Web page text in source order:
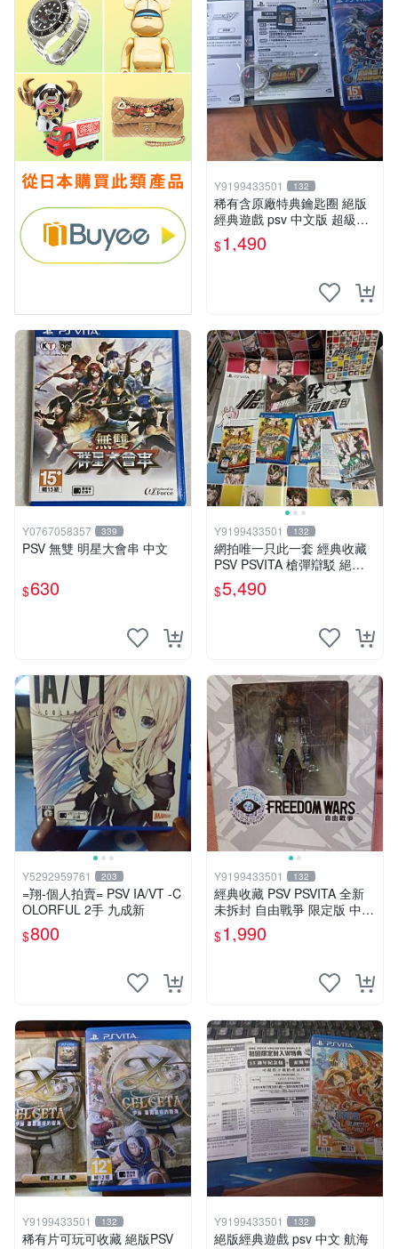
Y9199433501 132
稀有含原廠特典鑰匙圈 絕版
經典遊戲 psv 中文版 超級機
器人大戰V
$1,490
Y0767058357 339
PSV 無雙 明星大會串 中文
$630
Y9199433501 132
網拍唯一只此一套 經典收藏
PSV PSVITA 槍彈辯駁 絕望
再現雙重包 中日文合版
$5,490
Y5292959761 203
=翔-個人拍賣= PSV IA/VT -C
OLORFUL 2手 九成新
$800
Y9199433501 132
經典收藏 PSV PSVITA 全新
未拆封 自由戰爭 限定版 中文
版
$1,990
Y9199433501 132
稀有片可玩可收藏 絕版PSV
Y9199433501 132
絕版經典遊戲 psv 中文 航海